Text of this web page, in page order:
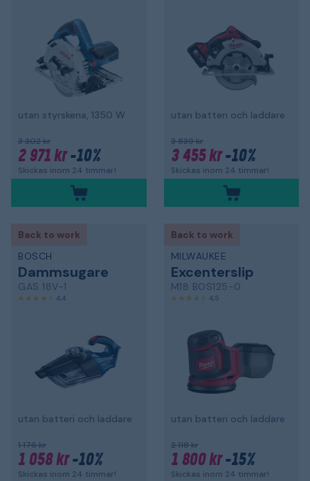
utan styrskena, 1350 W
3 302 kr
2 971 kr-10%
Skickas inom 24 timmar!
utan batteri och laddare
3 839 kr
3 455 kr-10%
Skickas inom 24 timmar!
Back to work
BOSCH
Dammsugare
GAS 18V-1
4,4
utan batteri och laddare
1 176 kr
1 058 kr-10%
Skickas inom 24 timmar!
Back to work
MILWAUKEE
Excenterslip
M18 BOS125-0
4,5
utan batteri och laddare
2 118 kr
1 800 kr-15%
Skickas inom 24 timmar!